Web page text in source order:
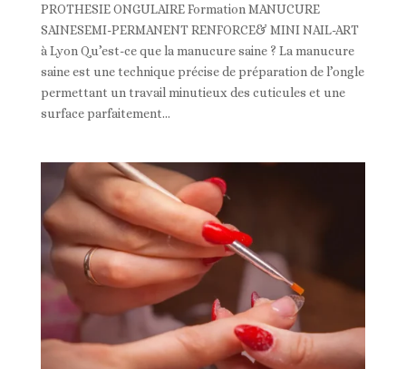
PROTHESIE ONGULAIRE Formation MANUCURE
SAINESEMI-PERMANENT RENFORCE& MINI NAIL-ART
à Lyon Qu’est-ce que la manucure saine ? La manucure
saine est une technique précise de préparation de l’ongle
permettant un travail minutieux des cuticules et une
surface parfaitement...